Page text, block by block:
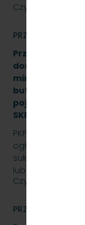
Czytaj dalej
PRZETARGI
Przetarg
dostawy
mineralnej –
butelkach
pojemności 0,5
PKP SZYBKA
ogłasza
sukcesywne
lub…
Czytaj dalej
PRZETARGI